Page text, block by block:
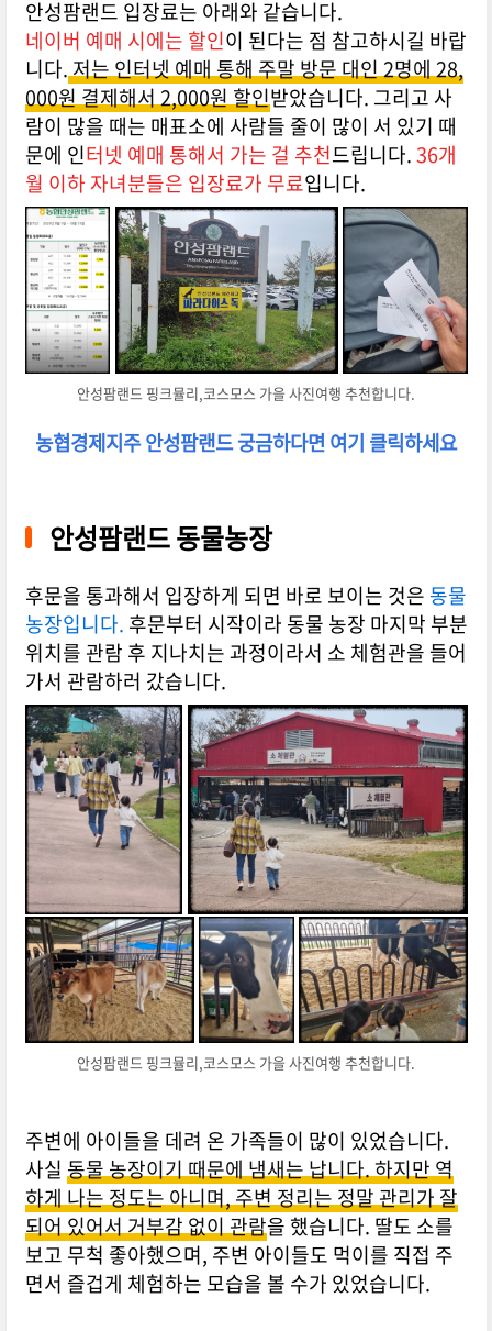
안성팜랜드 입장료는 아래와 같습니다.
네이버 예매 시에는 할인이 된다는 점 참고하시길 바랍
니다.저는 인터넷 예매 통해 주말 방문 대인 2명에 28,
000원 결제해서 2,000원 할인받았습니다. 그리고 사
람이 많을 때는 매표소에 사람들 줄이 많이 서 있기 때
문에 인터넷 예매 통해서 가는 걸 추천드립니다.36개
월 이하 자녀분들은 입장료가 무료입니다.
안성팜랜드 핑크뮬리,코스모스 가을 사진여행 추천합니다.
농협경제지주 안성팜랜드 궁금하다면 여기 클릭하세요
안성팜랜드 동물농장
후문을 통과해서 입장하게 되면 바로 보이는 것은 동물
농장입니다. 후문부터 시작이라 동물 농장 마지막 부분
위치를 관람 후 지나치는 과정이라서 소 체험관을 들어
가서 관람하러 갔습니다.
안성팜랜드 핑크뮬리,코스모스 가을 사진여행 추천합니다.
주변에 아이들을 데려 온 가족들이 많이 있었습니다.
사실 동물 농장이기 때문에 냄새는 납니다. 하지만 역
하게 나는 정도는 아니며, 주변 정리는 정말 관리가 잘
되어 있어서 거부감 없이 관람을 했습니다. 딸도 소를
보고 무척 좋아했으며, 주변 아이들도 먹이를 직접 주
면서 즐겁게 체험하는 모습을 볼 수가 있었습니다.